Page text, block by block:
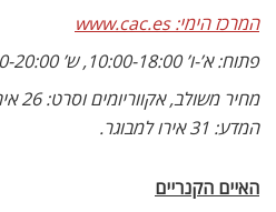
המרכז הימי: www.cac.es
פתוח: א’-ו’ 10:00-18:00, ש’ 10:00-20:00.
המדע: 31 אירו למבוגר.
האיים הקנריים